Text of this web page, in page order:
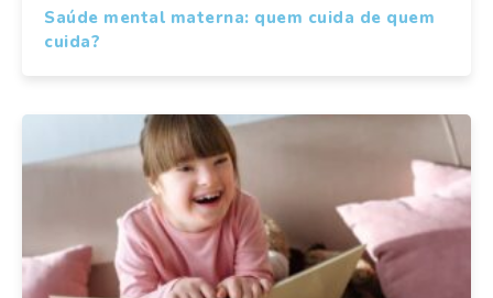
Saúde mental materna: quem cuida de quem
cuida?